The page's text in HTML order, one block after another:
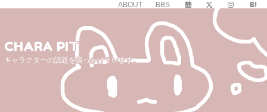
ABOUT BBS
CHARA PIT
キャラクターの話題を追っかけています。